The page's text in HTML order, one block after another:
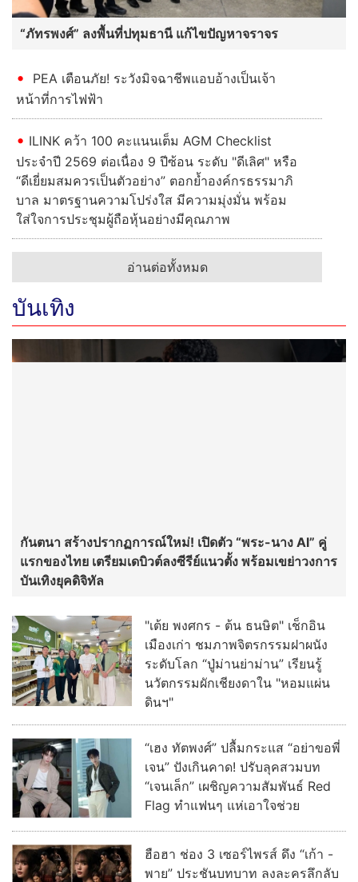
ระดับ ร.ร. ทั่วประเทศ สู้ภัยความ
รุนแรง
100 ตัว กระจายกำลังตระเวนหากิน
ปราจีนฯ-โคราช บุกสวนไผ่ตงคืน
เดียวพังยก 2 สวน
นอภ.บางละมุงนำทีมทำความดีด้วย
หัวใจ เนื่องในวันแม่แห่งชาติ ประจำ
ปี 2569
อ่านต่อทั้งหมด
เศรษฐกิจ
“ภัทรพงศ์” ลงพื้นที่ปทุมธานี แก้ไขปัญหาจราจร
PEA เตือนภัย! ระวังมิจฉาชีพแอบอ้างเป็นเจ้า
หน้าที่การไฟฟ้า
ILINK คว้า 100 คะแนนเต็ม AGM Checklist
ประจำปี 2569 ต่อเนื่อง 9 ปีซ้อน ระดับ "ดีเลิศ" หรือ
“ดีเยี่ยมสมควรเป็นตัวอย่าง” ตอกย้ำองค์กรธรรมาภิ
บาล มาตรฐานความโปร่งใส มีความมุ่งมั่น พร้อม
ใส่ใจการประชุมผู้ถือหุ้นอย่างมีคุณภาพ
อ่านต่อทั้งหมด